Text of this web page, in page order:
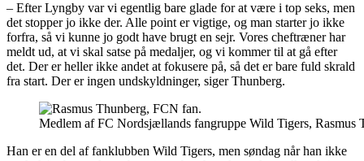
– Efter Lyngby var vi egentlig bare glade for at være i top seks, men
det stopper jo ikke der. Alle point er vigtige, og man starter jo ikke
forfra, så vi kunne jo godt have brugt en sejr. Vores cheftræner har
meldt ud, at vi skal satse på medaljer, og vi kommer til at gå efter
det. Der er heller ikke andet at fokusere på, så det er bare fuld skrald
fra start. Der er ingen undskyldninger, siger Thunberg.
Medlem af FC Nordsjællands fangruppe Wild Tigers, Rasmus
Han er en del af fanklubben Wild Tigers, men søndag når han ikke